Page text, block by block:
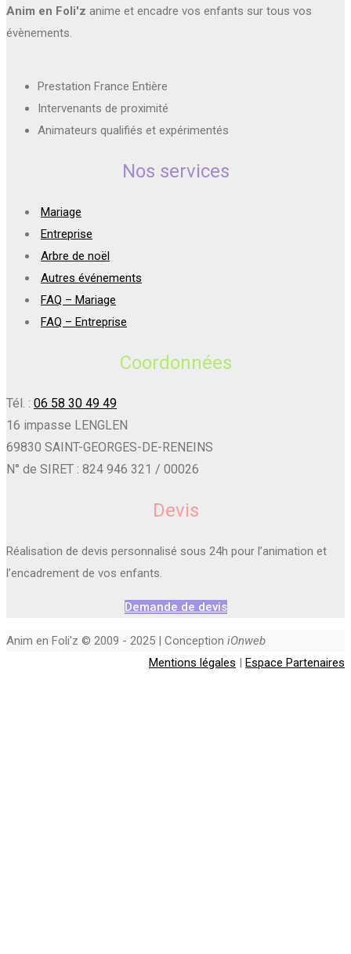
Anim en Foli'z anime et encadre vos enfants sur tous vos
évènements.
Prestation France Entière
Intervenants de proximité
Animateurs qualifiés et expérimentés
Nos services
Mariage
Entreprise
Arbre de noël
Autres événements
FAQ – Mariage
FAQ – Entreprise
Coordonnées
Tél. : 06 58 30 49 49
16 impasse LENGLEN
69830 SAINT-GEORGES-DE-RENEINS
N° de SIRET : 824 946 321 / 00026
Devis
Réalisation de devis personnalisé sous 24h pour l’animation et
l’encadrement de vos enfants.
Demande de devis
Anim en Foli'z © 2009 - 2025 | Conception iOnweb
Mentions légales | Espace Partenaires